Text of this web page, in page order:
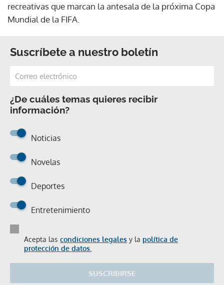
recreativas que marcan la antesala de la próxima Copa
Mundial de la FIFA.
Suscríbete a nuestro boletín
¿De cuáles temas quieres recibir
información?
Noticias
Novelas
Deportes
Entretenimiento
Acepta las condiciones legales y la política de
protección de datos.
SUSCRIBIRSE